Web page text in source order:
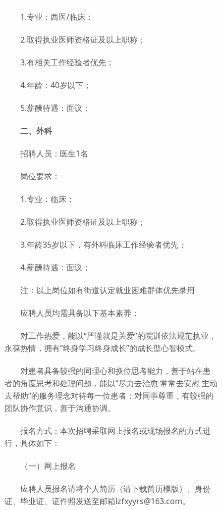
1.专业：西医/临床；
2.取得执业医师资格证及以上职称；
3.有相关工作经验者优先；
4.年龄：40岁以下；
5.薪酬待遇：面议；
二、外科
招聘人员：医生1名
岗位要求：
1.专业：临床；
2.取得执业医师资格证及以上职称；
3.年龄35岁以下，有外科临床工作经验者优先；
4.薪酬待遇：面议；
注：以上岗位如有街道认定就业困难群体优先录用
应聘人员均需具备以下基本素养：
对工作热爱，能以“严谨就是关爱”的院训依法规范执业，
永葆热情，拥有“终身学习终身成长”的成长型心智模式。
对患者具备较强的同理心和换位思考能力，善于站在患
者的角度思考和处理问题，能以“尽力去治愈 常常去安慰 主动
去帮助”的服务理念对待每一位患者；对同事尊重，有较强的
团队协作意识，善于沟通协调。
报名方式：本次招聘采取网上报名或现场报名的方式进
行，具体如下：
（一）网上报名
应聘人员报名请将个人简历（请下载简历模版）、身份
证、毕业证、证件照发送至邮箱lzfxyyrs@163.com。